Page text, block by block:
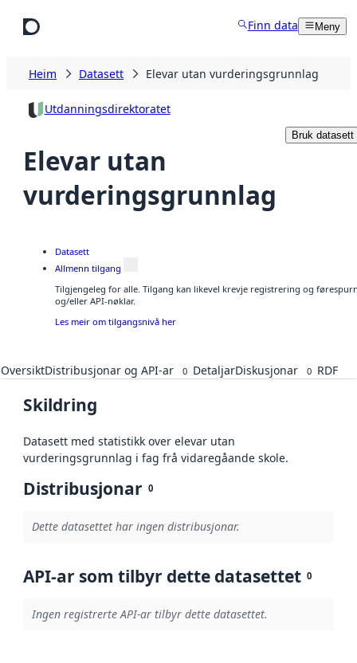
Finn data Meny
Heim Datasett Elevar utan vurderingsgrunnlag
Utdanningsdirektoratet
Elevar utan
vurderingsgrunnlag
Bruk datasett
Datasett
Allmenn tilgang
Tilgjengeleg for alle. Tilgang kan likevel krevje registrering og
og/eller API-nøklar.
Les meir om tilgangsnivå her
OversiktDistribusjonar og API-ar 0 DetaljarDiskusjonar 0 RDF
Skildring
Datasett med statistikk over elevar utan
vurderingsgrunnlag i fag frå vidaregåande skole.
Distribusjonar 0
Dette datasettet har ingen distribusjonar.
API-ar som tilbyr dette datasettet 0
Ingen registrerte API-ar tilbyr dette datasettet.